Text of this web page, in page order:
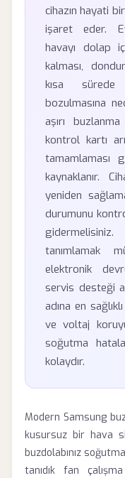
cihazın hayati
işaret eder.
havayı dolap
kalması,
kısa sürede
bozulmasına
aşırı
kontrol kartı
tamamlaması
kaynaklanır.
yeniden
durumunu
tanımlamak
elektronik
servis desteği
adına en
ve voltaj
soğutma
kolaydır.
Modern Samsung
kusursuz bir hava
buzdolabınız
tanıdık fan